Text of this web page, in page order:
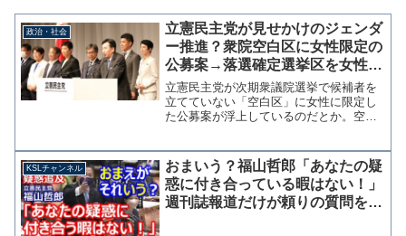
政治・社会
立憲民主党が見せかけのジェンダ
ー推進？衆院空白区に女性限定の
公募案→落選確定選挙区を女性に
押し付け男女比率を調整
立憲民主党が次期衆議院選挙で候補者を
立てていない「空白区」に女性に限定し
た公募案が浮上しているのだとか。空白
も当選の見込みはない。立憲、衆院空白
区に女性限定の公募案 慎...
KSLチャンネル
おまいう？福山哲郎「あなたの疑
惑に付き合っている暇はない！」
週刊誌報道だけが頼りの質問を繰